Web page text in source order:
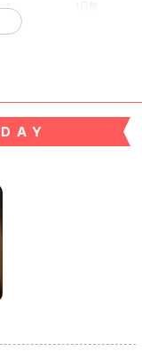
・YouTube